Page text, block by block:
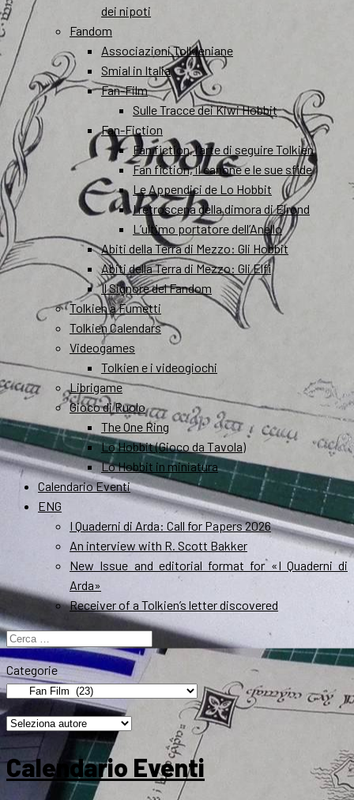
dei nipoti
Fandom
Associazioni Tolkieniane
Smial in Italia
Fan-Film
Sulle Tracce dei Kiwi Hobbit
Fan-Fiction
Fan fiction, l’arte di seguire Tolkien
Fan fiction, il canone e le sue sfide
Le Appendici de Lo Hobbit
I retroscena della dimora di Elrond
L’ultimo portatore dell’Anello
Abiti della Terra di Mezzo: Gli Hobbit
Abiti della Terra di Mezzo: Gli Elfi
Il Signore del Fandom
Tolkien a Fumetti
Tolkien Calendars
Videogames
Tolkien e i videogiochi
Librigame
Gioco di Ruolo
The One Ring
Lo Hobbit (Gioco da Tavola)
Lo Hobbit in miniatura
Calendario Eventi
ENG
I Quaderni di Arda: Call for Papers 2026
An interview with R. Scott Bakker
New Issue and editorial format for «I Quaderni di
Arda»
Receiver of a Tolkien’s letter discovered
Ricerca
per:
Categorie
Calendario Eventi